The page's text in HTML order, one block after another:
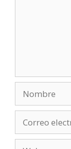
electrónico